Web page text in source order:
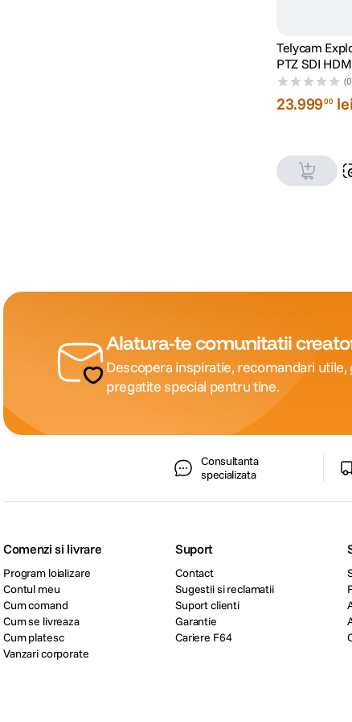
Telycam
PTZ SDI
Zoom Optic
23.99900 lei
Alatura-te comunitatii
Descopera inspiratie, recomandari
pregatite special pentru tine.
Consultanta
specializata
Comenzi si livrare
Program loializare
Contul meu
Cum comand
Cum se livreaza
Cum platesc
Vanzari corporate
Suport
Contact
Sugestii si reclamatii
Suport clienti
Garantie
Cariere F64